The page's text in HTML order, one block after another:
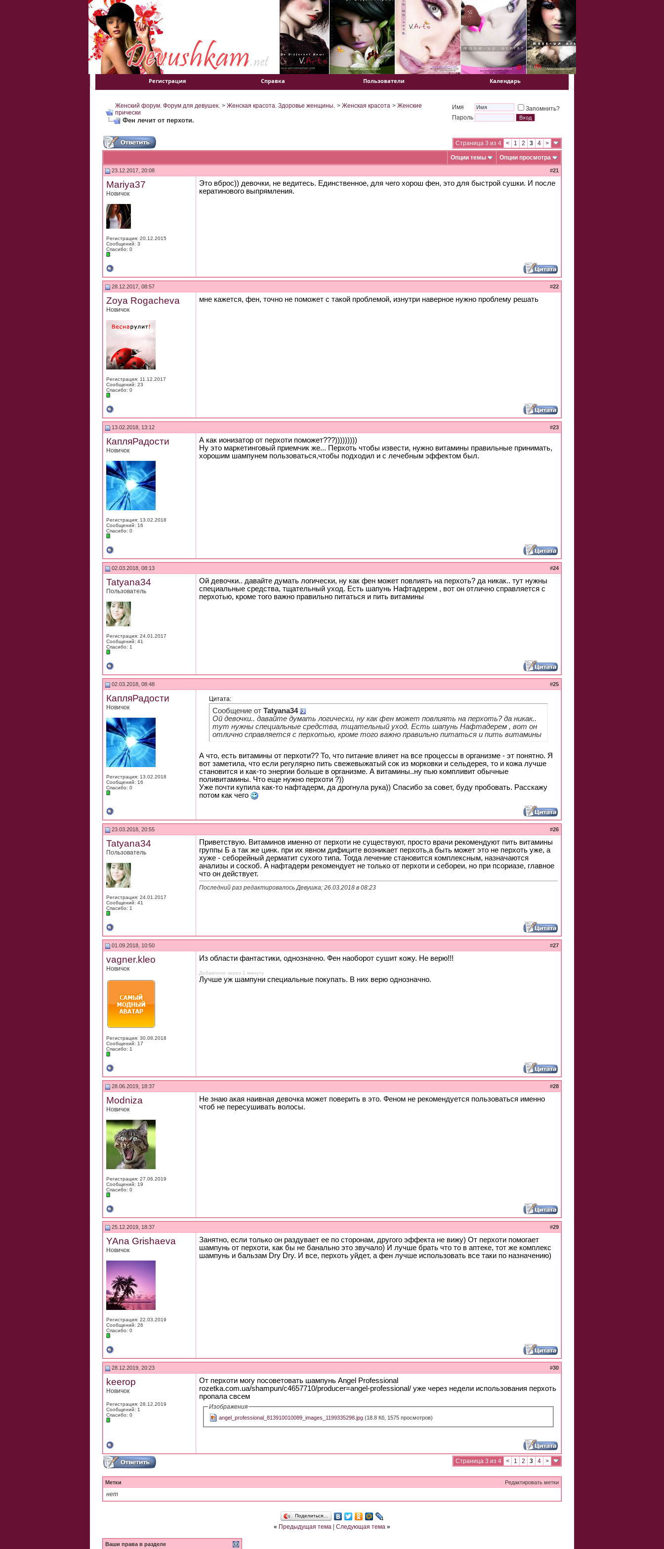
Регистрация Справка Пользователи Календарь
Женский форум. Форум для девушек. > Женская красота. Здоровье женщины. > Женская красота > Женские
прически
Фен лечит от перхоти.
Имя
Запомнить?
Пароль
Страница 3 из 4 < 1 2 3 4 >
Опции темы Опции просмотра
23.12.2017, 20:08 #21
Mariya37
Новичок
Регистрация: 20.12.2015
Сообщений: 3
Спасибо: 0
Это вброс)) девочки, не ведитесь. Единственное, для чего хорош фен, это для быстрой сушки. И после
кератинового выпрямления.
28.12.2017, 08:57 #22
Zoya Rogacheva
Новичок
Регистрация: 11.12.2017
Сообщений: 23
Спасибо: 0
мне кажется, фен, точно не поможет с такой проблемой, изнутри наверное нужно проблему решать
13.02.2018, 13:12 #23
КапляРадости
Новичок
Регистрация: 13.02.2018
Сообщений: 16
Спасибо: 0
А как ионизатор от перхоти поможет???)))))))))
Ну это маркетинговый приемчик же... Перхоть чтобы извести, нужно витамины правильные принимать,
хорошим шампунем пользоваться,чтобы подходил и с лечебным эффектом был.
02.03.2018, 08:13 #24
Tatyana34
Пользователь
Регистрация: 24.01.2017
Сообщений: 41
Спасибо: 1
Ой девочки.. давайте думать логически, ну как фен может повлиять на перхоть? да никак.. тут нужны
специальные средства, тщательный уход. Есть шапунь Нафтадерем , вот он отлично справляется с
перхотью, кроме того важно правильно питаться и пить витамины
02.03.2018, 08:48 #25
КапляРадости
Новичок
Регистрация: 13.02.2018
Сообщений: 16
Спасибо: 0
Цитата:
Сообщение от Tatyana34
Ой девочки.. давайте думать логически, ну как фен может повлиять на перхоть? да никак..
тут нужны специальные средства, тщательный уход. Есть шапунь Нафтадерем , вот он
отлично справляется с перхотью, кроме того важно правильно питаться и пить витамины
А что, есть витамины от перхоти?? То, что питание влияет на все процессы в организме - эт понятно. Я
вот заметила, что если регулярно пить свежевыжатый сок из морковки и сельдерея, то и кожа лучше
становится и как-то энергии больше в организме. А витамины..ну пью компливит обычные
поливитамины. Что еще нужно перхоти ?))
Уже почти купила как-то нафтадерм, да дрогнула рука)) Спасибо за совет, буду пробовать. Расскажу
потом как чего
23.03.2018, 20:55 #26
Tatyana34
Пользователь
Регистрация: 24.01.2017
Сообщений: 41
Спасибо: 1
Приветствую. Витаминов именно от перхоти не существуют, просто врачи рекомендуют пить витамины
группы Б а так же цинк. при их явном дифиците возникает перхоть,а быть может это не перхоть уже, а
хуже - себорейный дерматит сухого типа. Тогда лечение становится комплексным, назначаются
анализы и соскоб. А нафтадерм рекомендует не только от перхоти и себореи, но при псориазе, главное
что он действует.
Последний раз редактировалось Девушка; 26.03.2018 в 08:23
01.09.2018, 10:50 #27
vagner.kleo
Новичок
Регистрация: 30.08.2018
Сообщений: 17
Спасибо: 1
Из области фантастики, однозначно. Фен наоборот сушит кожу. Не верю!!!
Добавлено через 1 минуту
Лучше уж шампуни специальные покупать. В них верю однозначно.
28.06.2019, 18:37 #28
Modniza
Новичок
Регистрация: 27.06.2019
Сообщений: 19
Спасибо: 0
Не знаю акая наивная девочка может поверить в это. Феном не рекомендуется пользоваться именно
чтоб не пересушивать волосы.
25.12.2019, 18:37 #29
YAna Grishaeva
Новичок
Регистрация: 22.03.2019
Сообщений: 26
Спасибо: 0
Занятно, если только он раздувает ее по сторонам, другого эффекта не вижу) От перхоти помогает
шампунь от перхоти, как бы не банально это звучало) И лучше брать что то в аптеке, тот же комплекс
шампунь и бальзам Dry Dry. И все, перхоть уйдет, а фен лучше использовать все таки по назначению)
28.12.2019, 20:23 #30
keerop
Новичок
Регистрация: 28.12.2019
Сообщений: 1
Спасибо: 0
От перхоти могу посоветовать шампунь Angel Professional
rozetka.com.ua/shampun/c4657710/producer=angel-professional/ уже через недели использования перхоть
пропала свсем
Изображения
angel_professional_813910010089_images_1199335298.jpg (18.8 Кб, 1575 просмотров)
Страница 3 из 4 < 1 2 3 4 >
Редактировать метки
Метки
нет
Поделиться…
« Предыдущая тема Следующая тема »
Ваши права в разделе